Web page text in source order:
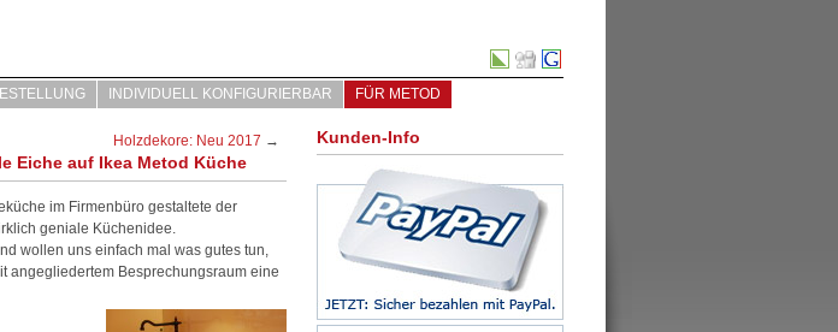
INDIVIDUELL KONFIGURIERBAR FÜR METOD
Holzdekore: Neu 2017 →
Eiche auf Ikea Metod Küche
im Firmenbüro gestaltete der
geniale Küchenidee.
wollen uns einfach mal was gutes tun,
angegliedertem Besprechungsraum eine
Kunden-Info